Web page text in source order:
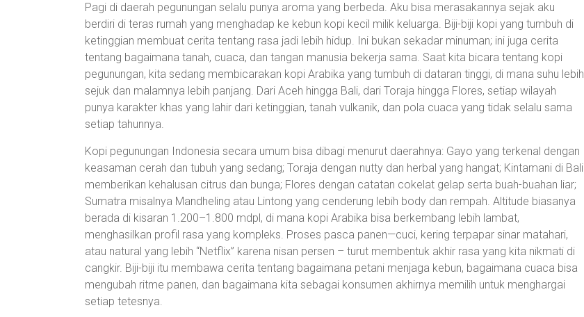
Pagi di daerah pegunungan selalu punya aroma yang berbeda. Aku bisa merasakannya sejak aku
berdiri di teras rumah yang menghadap ke kebun kopi kecil milik keluarga. Biji-biji kopi yang tumbuh di
ketinggian membuat cerita tentang rasa jadi lebih hidup. Ini bukan sekadar minuman; ini juga cerita
tentang bagaimana tanah, cuaca, dan tangan manusia bekerja sama. Saat kita bicara tentang kopi
pegunungan, kita sedang membicarakan kopi Arabika yang tumbuh di dataran tinggi, di mana suhu lebih
sejuk dan malamnya lebih panjang. Dari Aceh hingga Bali, dari Toraja hingga Flores, setiap wilayah
punya karakter khas yang lahir dari ketinggian, tanah vulkanik, dan pola cuaca yang tidak selalu sama
setiap tahunnya.
Kopi pegunungan Indonesia secara umum bisa dibagi menurut daerahnya: Gayo yang terkenal dengan
keasaman cerah dan tubuh yang sedang; Toraja dengan nutty dan herbal yang hangat; Kintamani di Bali
memberikan kehalusan citrus dan bunga; Flores dengan catatan cokelat gelap serta buah-buahan liar;
Sumatra misalnya Mandheling atau Lintong yang cenderung lebih body dan rempah. Altitude biasanya
berada di kisaran 1.200–1.800 mdpl, di mana kopi Arabika bisa berkembang lebih lambat,
menghasilkan profil rasa yang kompleks. Proses pasca panen—cuci, kering terpapar sinar matahari,
atau natural yang lebih “Netflix” karena nisan persen – turut membentuk akhir rasa yang kita nikmati di
cangkir. Biji-biji itu membawa cerita tentang bagaimana petani menjaga kebun, bagaimana cuaca bisa
mengubah ritme panen, dan bagaimana kita sebagai konsumen akhirnya memilih untuk menghargai
setiap tetesnya.